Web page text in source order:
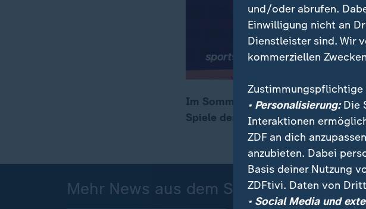
00:16 00:28
Im Sommer wird das ZDF wieder
Spiele der deutschen Teams
Mehr News aus dem Sport
und/oder abrufen.
Einwilligung nicht an
Dienstleister sind. Wir
kommerziellen
Zustimmungspflichtige
• Personalisierung:Die
Interaktionen
ZDF an dich
anzubieten. Dabei
Basis deiner Nutzung
ZDFtivi. Daten von
• Social Media und